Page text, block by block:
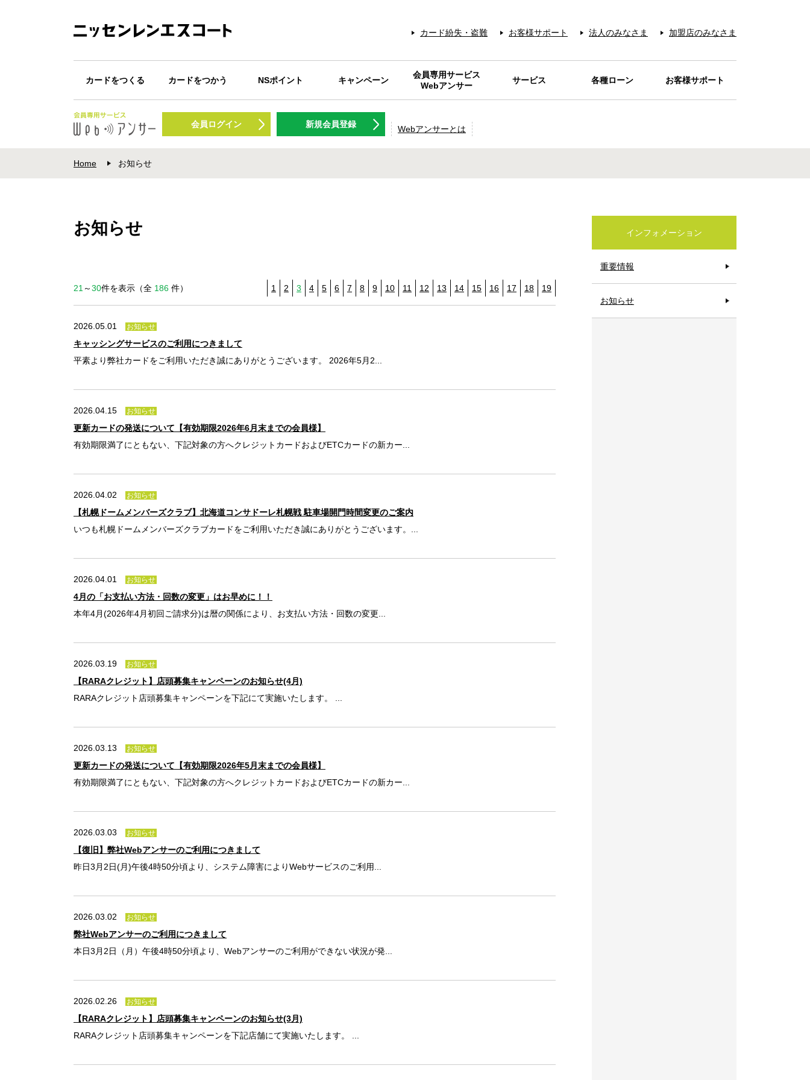
カード紛失・盗難 お客様サポート 法人のみなさま 加盟店のみなさま
カードをつくる
カード一覧
カードをつかう
カードが届いたら
ショッピング
キャッシング
Webキャッシング
振込みサービス
Apple Pay
Google Pay
NSポイント
NSポイント
プログラム
POINT名人.com
キャンペーン
キャンペーン
会員専用サービス
Webアンサー
お忘れの方
サービス 各種ローン お客様サポート
会員ログイン
新規会員登録 Webアンサーとは
Home お知らせ
インフォメーション
重要情報
お知らせ
お知らせ
21 ～30件を表示（全 186 件） 1 2 3 4 5 6 7 8 9 10 11 12 13 14 15 16 17 18 19
2026.05.01 お知らせ
キャッシングサービスのご利用につきまして
平素より弊社カードをご利用いただき誠にありがとうございます。 2026年5月2...
2026.04.15 お知らせ
更新カードの発送について【有効期限2026年6月末までの会員様】
有効期限満了にともない、下記対象の方へクレジットカードおよびETCカードの新カー...
2026.04.02 お知らせ
【札幌ドームメンバーズクラブ】北海道コンサドーレ札幌戦 駐車場開門時間変更のご案内
いつも札幌ドームメンバーズクラブカードをご利用いただき誠にありがとうございます。...
2026.04.01 お知らせ
4月の「お支払い方法・回数の変更」はお早めに！！
本年4月(2026年4月初回ご請求分)は暦の関係により、お支払い方法・回数の変更...
2026.03.19 お知らせ
【RARAクレジット】店頭募集キャンペーンのお知らせ(4月)
RARAクレジット店頭募集キャンペーンを下記にて実施いたします。 ...
2026.03.13 お知らせ
更新カードの発送について【有効期限2026年5月末までの会員様】
有効期限満了にともない、下記対象の方へクレジットカードおよびETCカードの新カー...
2026.03.03 お知らせ
【復旧】弊社Webアンサーのご利用につきまして
昨日3月2日(月)午後4時50分頃より、システム障害によりWebサービスのご利用...
2026.03.02 お知らせ
弊社Webアンサーのご利用につきまして
本日3月2日（月）午後4時50分頃より、Webアンサーのご利用ができない状況が発...
2026.02.26 お知らせ
【RARAクレジット】店頭募集キャンペーンのお知らせ(3月)
RARAクレジット店頭募集キャンペーンを下記店舗にて実施いたします。 ...